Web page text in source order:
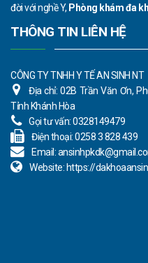
đời với nghề Y, Phòng khám đa
THÔNG TIN LIÊN HỆ
CÔNG TY TNHH Y TẾ AN SINH NT
Địa chỉ:02B Trần Văn Ơn,
Tỉnh Khánh Hòa
Gọi tư vấn:0328149479
Điện thoại:0258 3 828 439
Email:
Website: https://